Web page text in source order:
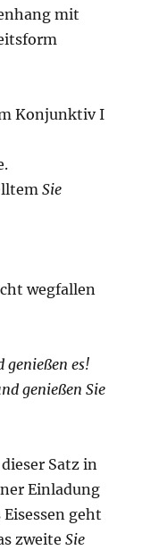
mit
Konjunktiv I
Sie
wegfallen
genießen es!
genießen Sie
Satz in
Einladung
geht
zweiteSie